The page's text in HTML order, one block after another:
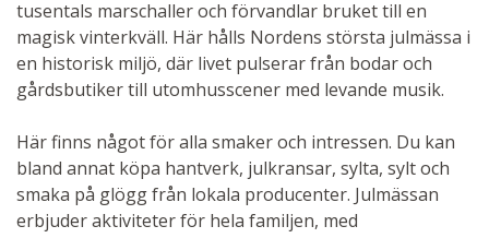
tusentals marschaller och förvandlar bruket till en
magisk vinterkväll. Här hålls Nordens största julmässa i
en historisk miljö, där livet pulserar från bodar och
gårdsbutiker till utomhusscener med levande musik.
Här finns något för alla smaker och intressen. Du kan
bland annat köpa hantverk, julkransar, sylta, sylt och
smaka på glögg från lokala producenter. Julmässan
erbjuder aktiviteter för hela familjen, med